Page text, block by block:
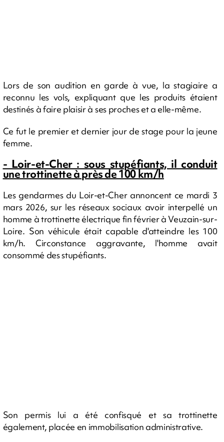
Lors de son audition en garde à vue, la stagiaire a
reconnu les vols, expliquant que les produits étaient
destinés à faire plaisir à ses proches et a elle-même.
Ce fut le premier et dernier jour de stage pour la jeune
femme.
- Loir-et-Cher : sous stupéfiants, il conduit
une trottinette à près de 100 km/h
Les gendarmes du Loir-et-Cher annoncent ce mardi 3
mars 2026, sur les réseaux sociaux avoir interpellé un
homme à trottinette électrique fin février à Veuzain-sur-
Loire. Son véhicule était capable d'atteindre les 100
km/h. Circonstance aggravante, l'homme avait
consommé des stupéfiants.
Son permis lui a été confisqué et sa trottinette
également, placée en immobilisation administrative.